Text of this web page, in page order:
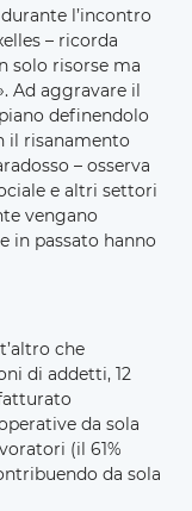
l’incontro
– ricorda
solo risorse ma
Ad aggravare il
definendolo
il risanamento
– osserva
e altri settori
vengano
in passato hanno
che
di addetti, 12
da sola
(il 61%
da sola